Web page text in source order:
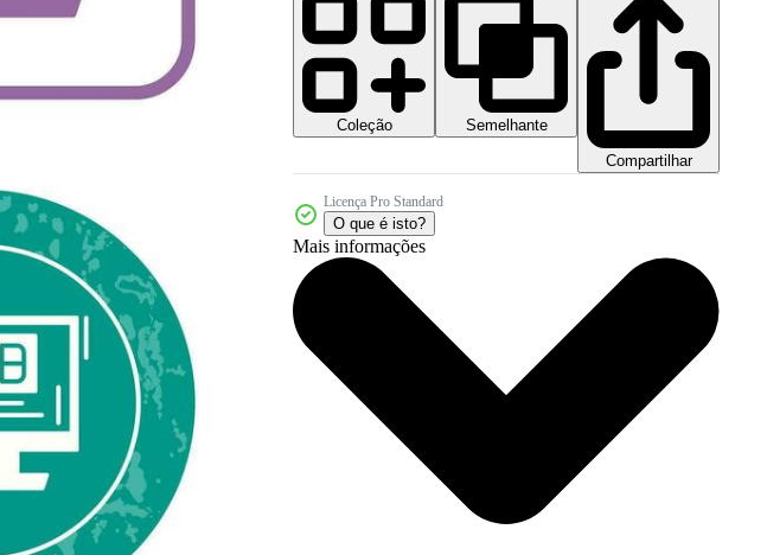
Coleção
Semelhante
Compartilhar
Licença Pro Standard
O que é isto?
Mais informações